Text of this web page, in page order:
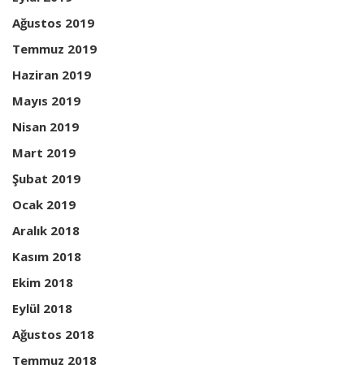
Ağustos 2019
Temmuz 2019
Haziran 2019
Mayıs 2019
Nisan 2019
Mart 2019
Şubat 2019
Ocak 2019
Aralık 2018
Kasım 2018
Ekim 2018
Eylül 2018
Ağustos 2018
Temmuz 2018